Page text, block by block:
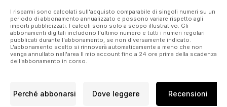
I risparmi sono calcolati sull'acquisto comparabile di singoli numeri su un
periodo di abbonamento annualizzato e possono variare rispetto agli
importi pubblicizzati. I calcoli sono solo a scopo illustrativo. Gli
abbonamenti digitali includono l'ultimo numero e tutti i numeri regolari
pubblicati durante l'abbonamento, se non diversamente indicato.
L'abbonamento scelto si rinnoverà automaticamente a meno che non
venga annullato nell'area Il mio account fino a 24 ore prima della scadenza
dell'abbonamento in corso.
Perché abbonarsi Dove leggere Recensioni